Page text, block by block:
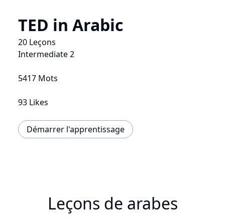
TED in Arabic
20 Leçons
Intermediate 2
5417 Mots
93 Likes
Démarrer l'apprentissage
Leçons de arabes